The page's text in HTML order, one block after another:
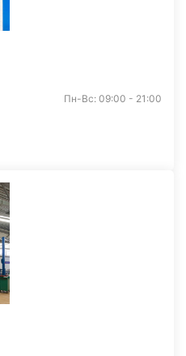
Пн-Вс: 09:00 - 21:00